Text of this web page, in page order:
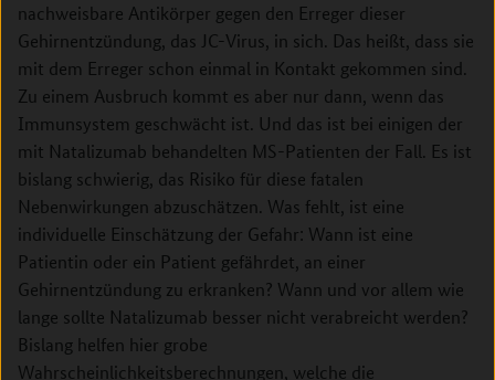
nachweisbare Antikörper gegen den Erreger dieser
Gehirnentzündung, das JC-Virus, in sich. Das heißt, dass sie
mit dem Erreger schon einmal in Kontakt gekommen sind.
Zu einem Ausbruch kommt es aber nur dann, wenn das
Immunsystem geschwächt ist. Und das ist bei einigen der
mit Natalizumab behandelten MS-­Patienten der Fall. Es ist
bislang schwierig, das Risiko für diese fatalen
Nebenwirkungen abzuschätzen. Was fehlt, ist eine
individuelle Einschätzung der Gefahr: Wann ist eine
Patientin oder ein Patient gefährdet, an einer
Gehirnentzündung zu erkranken? Wann und vor allem wie
lange sollte Natalizumab besser nicht verabreicht werden?
Bislang helfen hier grobe
Wahrscheinlichkeitsberechnungen, welche die